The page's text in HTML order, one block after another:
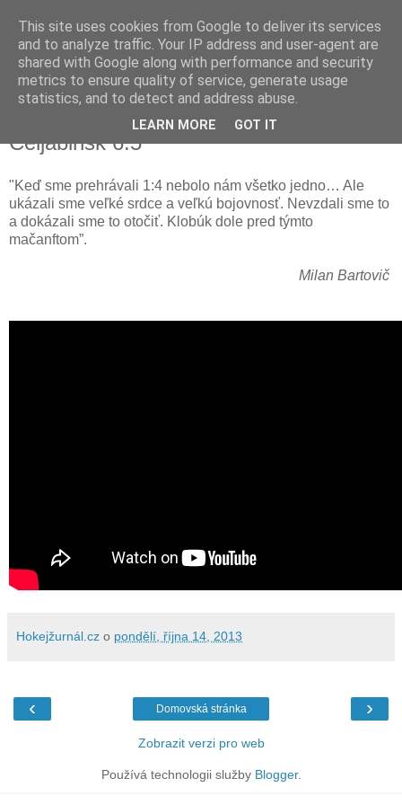
Video: Slovan Bratislava - Traktor
Čeljabinsk 6:5
"Keď sme prehrávali 1:4 nebolo nám všetko jedno… Ale
ukázali sme veľké srdce a veľkú bojovnosť. Nevzdali sme to
a dokázali sme to otočiť. Klobúk dole pred týmto
mačanftom”.
Milan Bartovič
Hokejžurnál.cz o pondělí, října 14, 2013
‹ ›
Domovská stránka
Zobrazit verzi pro web
Používá technologii služby Blogger.
This site uses cookies from Google to deliver its services
and to analyze traffic. Your IP address and user-agent are
shared with Google along with performance and security
metrics to ensure quality of service, generate usage
statistics, and to detect and address abuse.
LEARN MORE GOT IT